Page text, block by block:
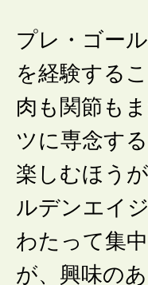
プレ・ゴー
を経験する
肉も関節も
ツに専念す
楽しむほう
ルデンエイ
わたって集
が、興味の